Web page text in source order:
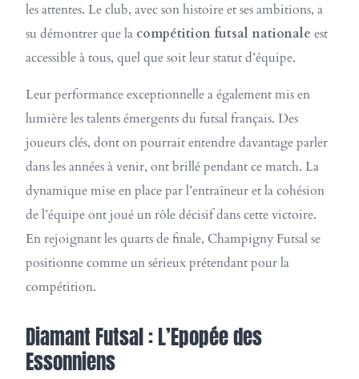
les attentes. Le club, avec son histoire et ses ambitions, a
su démontrer que la compétition futsal nationale est
accessible à tous, quel que soit leur statut d’équipe.
Leur performance exceptionnelle a également mis en
lumière les talents émergents du futsal français. Des
joueurs clés, dont on pourrait entendre davantage parler
dans les années à venir, ont brillé pendant ce match. La
dynamique mise en place par l’entraîneur et la cohésion
de l’équipe ont joué un rôle décisif dans cette victoire.
En rejoignant les quarts de finale, Champigny Futsal se
positionne comme un sérieux prétendant pour la
compétition.
Diamant Futsal : L’Epopée des
Essonniens